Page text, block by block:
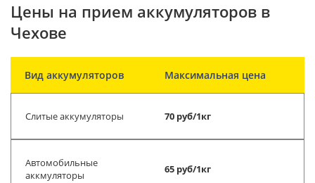
Цены на прием аккумуляторов в
Чехове
Вид аккумуляторов Максимальная цена
Слитые аккумуляторы 70 руб/1кг
Автомобильные
аккмуляторы
65 руб/1кг